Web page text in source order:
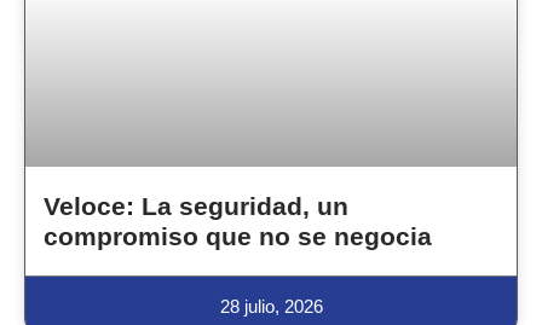
Veloce: La seguridad, un
compromiso que no se negocia
28 julio, 2026